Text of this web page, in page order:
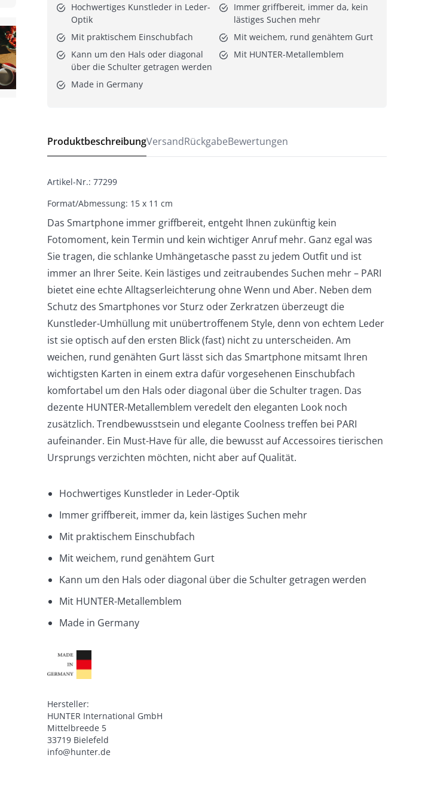
Hochwertiges Kunstleder in Leder-
Optik
Immer griffbereit, immer da, kein
lästiges Suchen mehr
Mit praktischem Einschubfach
Mit weichem, rund genähtem Gurt
Kann um den Hals oder diagonal
über die Schulter getragen werden
Mit HUNTER-Metallemblem
Made in Germany
ProduktbeschreibungVersandRückgabeBewertungen
Artikel-Nr.: 77299
Format/Abmessung: 15 x 11 cm
Das Smartphone immer griffbereit, entgeht Ihnen zukünftig kein
Fotomoment, kein Termin und kein wichtiger Anruf mehr. Ganz egal was
Sie tragen, die schlanke Umhängetasche passt zu jedem Outfit und ist
immer an Ihrer Seite. Kein lästiges und zeitraubendes Suchen mehr – PARI
bietet eine echte Alltagserleichterung ohne Wenn und Aber. Neben dem
Schutz des Smartphones vor Sturz oder Zerkratzen überzeugt die
Kunstleder-Umhüllung mit unübertroffenem Style, denn von echtem Leder
ist sie optisch auf den ersten Blick (fast) nicht zu unterscheiden. Am
weichen, rund genähten Gurt lässt sich das Smartphone mitsamt Ihren
wichtigsten Karten in einem extra dafür vorgesehenen Einschubfach
komfortabel um den Hals oder diagonal über die Schulter tragen. Das
dezente HUNTER-Metallemblem veredelt den eleganten Look noch
zusätzlich. Trendbewusstsein und elegante Coolness treffen bei PARI
aufeinander. Ein Must-Have für alle, die bewusst auf Accessoires tierischen
Ursprungs verzichten möchten, nicht aber auf Qualität.
Hochwertiges Kunstleder in Leder-Optik
Immer griffbereit, immer da, kein lästiges Suchen mehr
Mit praktischem Einschubfach
Mit weichem, rund genähtem Gurt
Kann um den Hals oder diagonal über die Schulter getragen werden
Mit HUNTER-Metallemblem
Made in Germany
Hersteller:
HUNTER International GmbH
Mittelbreede 5
33719 Bielefeld
info@hunter.de